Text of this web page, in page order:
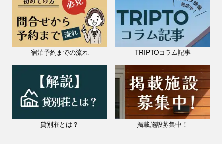
宿泊予約までの流れ TRIPTOコラム記事
貸別荘とは？ 掲載施設募集中！